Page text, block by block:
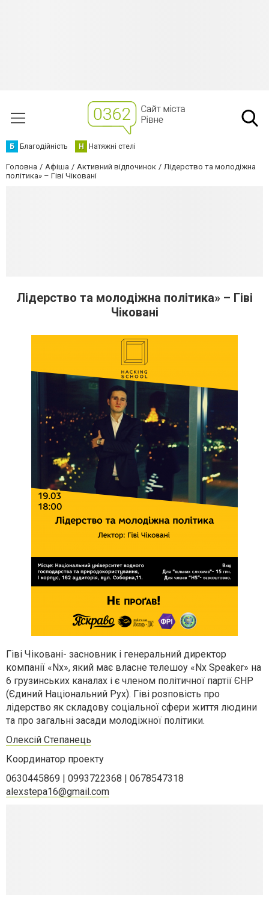
Б Благодійність Н Натяжні стелі
Головна Афіша Активний відпочинок
Лідерство та молодіжна
політика» – Гіві Чіковані
Лідерство та молодіжна політика» – Гіві
Чіковані
Гіві Чіковані- засновник і генеральний директор
компанії «Nx», який має власне телешоу «Nx Speaker» на
6 грузинських каналах і є членом політичної партії ЄНР
(Єдиний Національний Рух). Гіві розповість про
лідерство як складову соціальної сфери життя людини
та про загальні засади молодіжної політики.
Олексій Степанець
Координатор проекту
0630445869 | 0993722368 | 0678547318
alexstepa16@gmail.com